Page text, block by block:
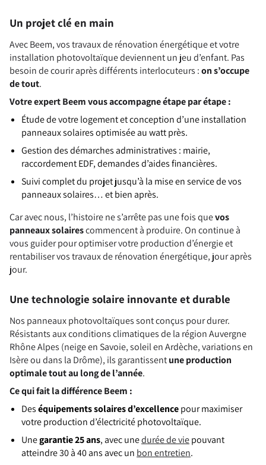
Un projet clé en main
Avec Beem, vos travaux de rénovation énergétique et votre
installation photovoltaïque deviennent un jeu d’enfant. Pas
besoin de courir après différents interlocuteurs :on s’occupe
de tout.
Votre expert Beem vous accompagne étape par étape :
Étude de votre logement et conception d’une installation
panneaux solaires optimisée au watt près.
Gestion des démarches administratives : mairie,
raccordement EDF, demandes d’aides financières.
Suivi complet du projet jusqu’à la mise en service de vos
panneaux solaires… et bien après.
Car avec nous, l’histoire ne s’arrête pas une fois quevos
panneaux solairescommencent à produire. On continue à
vous guider pour optimiser votre production d’énergie et
rentabiliser vos travaux de rénovation énergétique, jour après
jour.
Une technologie solaire innovante et durable
Nos panneaux photovoltaïques sont conçus pour durer.
Résistants aux conditions climatiques de la région Auvergne
Rhône Alpes (neige en Savoie, soleil en Ardèche, variations en
Isère ou dans la Drôme), ils garantissentune production
optimale tout au long de l’année.
Ce qui fait la différence Beem :
Deséquipements solaires d’excellencepour maximiser
votre production d’électricité photovoltaïque.
Unegarantie 25 ans, avec unedurée de viepouvant
atteindre 30 à 40 ans avec un bon entretien.